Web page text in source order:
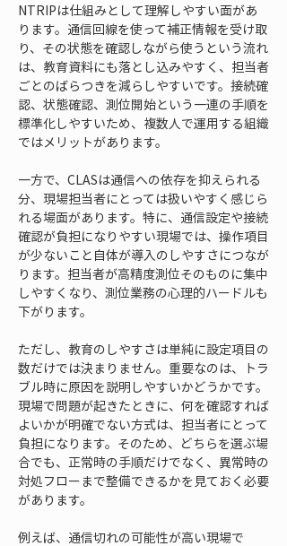
NTRIPは仕組みとして理解しやすい面があ
ります。通信回線を使って補正情報を受け取
り、その状態を確認しながら使うという流れ
は、教育資料にも落とし込みやすく、担当者
ごとのばらつきを減らしやすいです。接続確
認、状態確認、測位開始という一連の手順を
標準化しやすいため、複数人で運用する組織
ではメリットがあります。
一方で、CLASは通信への依存を抑えられる
分、現場担当者にとっては扱いやすく感じら
れる場面があります。特に、通信設定や接続
確認が負担になりやすい現場では、操作項目
が少ないこと自体が導入のしやすさにつなが
ります。担当者が高精度測位そのものに集中
しやすくなり、測位業務の心理的ハードルも
下がります。
ただし、教育のしやすさは単純に設定項目の
数だけでは決まりません。重要なのは、トラ
ブル時に原因を説明しやすいかどうかです。
現場で問題が起きたときに、何を確認すれば
よいかが明確でない方式は、担当者にとって
負担になります。そのため、どちらを選ぶ場
合でも、正常時の手順だけでなく、異常時の
対処フローまで整備できるかを見ておく必要
があります。
例えば、通信切れの可能性が高い現場で